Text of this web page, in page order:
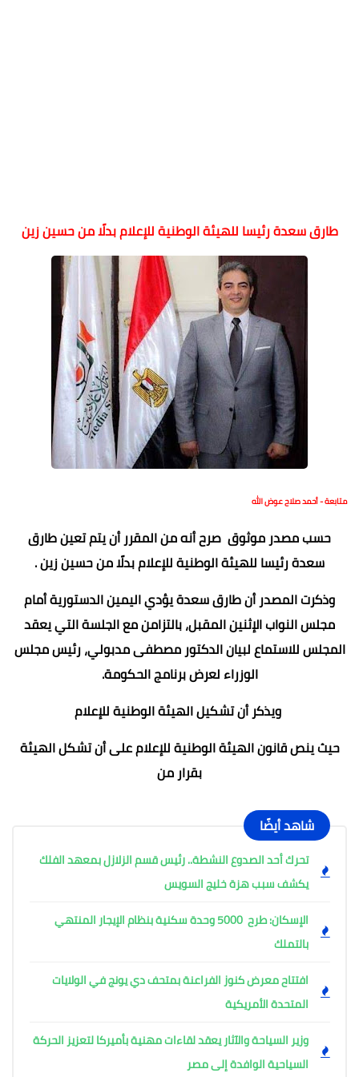
طارق سعدة رئيسا للهيئة الوطنية للإعلام بدلًا من حسين زين
متابعة - أحمد صلاح عوض الله
حسب مصدر موثوق صرح أنه من المقرر أن يتم تعين طارق
سعدة رئيسا للهيئة الوطنية للإعلام بدلًا من حسين زين .
وذكرت المصدر أن طارق سعدة يؤدي اليمين الدستورية أمام
مجلس النواب الإثنين المقبل، بالتزامن مع الجلسة التي يعقد
المجلس للاستماع لبيان الدكتور مصطفى مدبولي، رئيس مجلس
الوزراء لعرض برنامج الحكومة.
ويذكر أن تشكيل الهيئة الوطنية للإعلام
حيث ينص قانون الهيئة الوطنية للإعلام على أن تشكل الهيئة
بقرار من
شاهد أيضًا
تحرك أحد الصدوع النشطة.. رئيس قسم الزلازل بمعهد الفلك
يكشف سبب هزة خليج السويس
الإسكان: طرح 5000 وحدة سكنية بنظام الإيجار المنتهي
بالتملك
افتتاح معرض كنوز الفراعنة بمتحف دي يونج في الولايات
المتحدة الأمريكية
وزير السياحة والآثار يعقد لقاءات مهنية بأميركا لتعزيز الحركة
السياحية الوافدة إلى مصر